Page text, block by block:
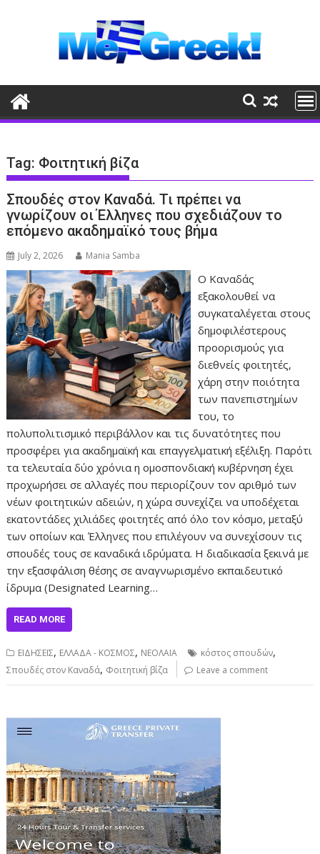
Tag: Φοιτητική βίζα
Σπουδές στον Καναδά. Τι πρέπει να
γνωρίζουν οι Έλληνες που σχεδιάζουν το
επόμενο ακαδημαϊκό τους βήμα
July 2, 2026 Mania Samba
Ο Καναδάς
εξακολουθεί να
συγκαταλέγεται στους
δημοφιλέστερους
προορισμούς για
διεθνείς φοιτητές,
χάρη στην ποιότητα
των πανεπιστημίων
του, το
πολυπολιτισμικό περιβάλλον και τις δυνατότητες που
προσφέρει για ακαδημαϊκή και επαγγελματική εξέλιξη. Παρότι
τα τελευταία δύο χρόνια η ομοσπονδιακή κυβέρνηση έχει
προχωρήσει σε αλλαγές που περιορίζουν τον αριθμό των
νέων φοιτητικών αδειών, η χώρα συνεχίζει να υποδέχεται
εκατοντάδες χιλιάδες φοιτητές από όλο τον κόσμο, μεταξύ
των οποίων και Έλληνες που επιλέγουν να συνεχίσουν τις
σπουδές τους σε καναδικά ιδρύματα. Η διαδικασία ξεκινά με
την εξασφάλιση θέσης σε αναγνωρισμένο εκπαιδευτικό
ίδρυμα (Designated Learning…
READ MORE
ΕΙΔΗΣΕΙΣ, ΕΛΛΑΔΑ - ΚΟΣΜΟΣ, ΝΕΟΛΑΙΑ κόστος σπουδών,
Σπουδές στον Καναδά, Φοιτητική βίζα Leave a comment